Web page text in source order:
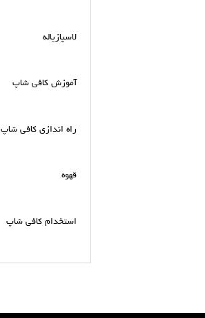
لاسپازیاله
آموزش کافی شاپ
راه اندازی کافی شاپ
قهوه
استخدام کافی شاپ